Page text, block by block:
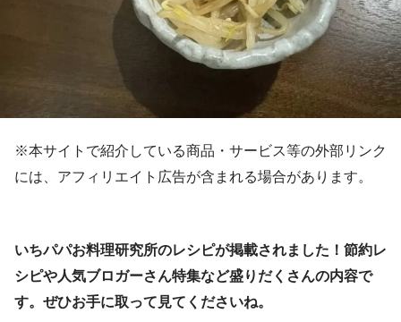
※本サイトで紹介している商品・サービス等の外部リンク
には、アフィリエイト広告が含まれる場合があります。
いちパパお料理研究所のレシピが掲載されました！節約レ
シピや人気ブロガーさん特集など盛りだくさんの内容で
す。ぜひお手に取って見てくださいね。